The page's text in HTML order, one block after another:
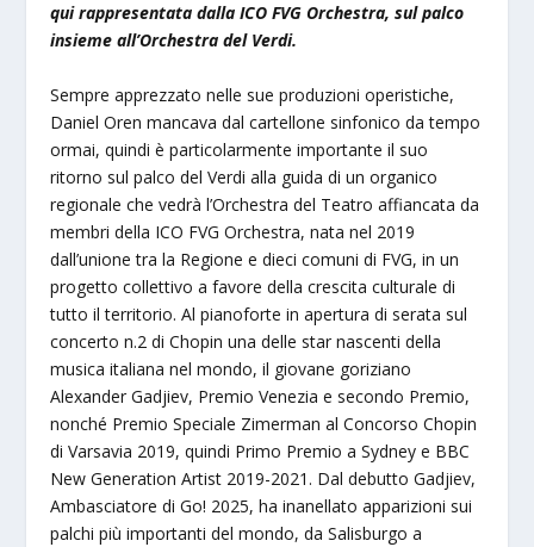
qui rappresentata dalla ICO FVG Orchestra, sul palco
insieme all’Orchestra del Verdi.
Sempre apprezzato nelle sue produzioni operistiche,
Daniel Oren mancava dal cartellone sinfonico da tempo
ormai, quindi è particolarmente importante il suo
ritorno sul palco del Verdi alla guida di un organico
regionale che vedrà l’Orchestra del Teatro affiancata da
membri della ICO FVG Orchestra, nata nel 2019
dall’unione tra la Regione e dieci comuni di FVG, in un
progetto collettivo a favore della crescita culturale di
tutto il territorio. Al pianoforte in apertura di serata sul
concerto n.2 di Chopin una delle star nascenti della
musica italiana nel mondo, il giovane goriziano
Alexander Gadjiev, Premio Venezia e secondo Premio,
nonché Premio Speciale Zimerman al Concorso Chopin
di Varsavia 2019, quindi Primo Premio a Sydney e BBC
New Generation Artist 2019-2021. Dal debutto Gadjiev,
Ambasciatore di Go! 2025, ha inanellato apparizioni sui
palchi più importanti del mondo, da Salisburgo a